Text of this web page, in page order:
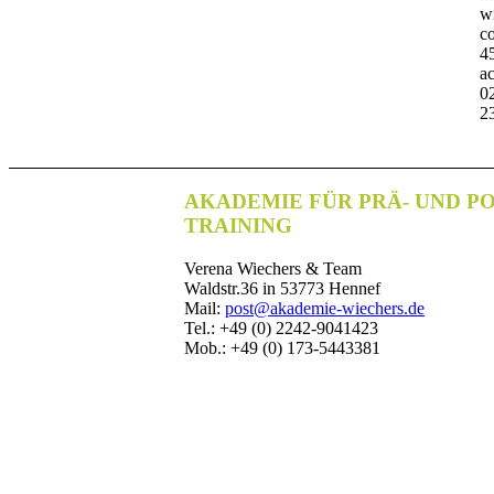
AKADEMIE FÜR PRÄ- UND
TRAINING
Verena Wiechers & Team
Waldstr.36 in 53773 Hennef
Mail: post@akademie-wiechers.de
Tel.: +49 (0) 2242-9041423
Mob.: +49 (0) 173-5443381